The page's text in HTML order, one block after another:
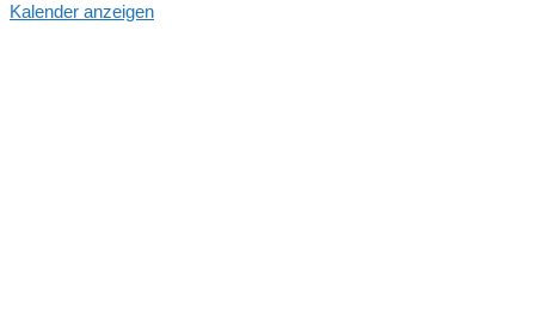
Kalender anzeigen